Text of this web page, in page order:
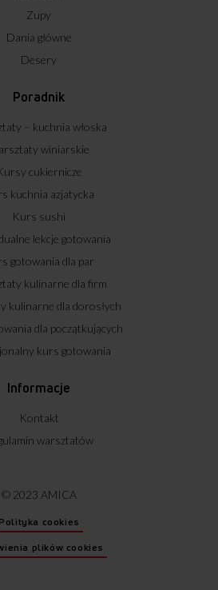
Zupy
Dania główne
Desery
Poradnik
– kuchnia włoska
winiarskie
cukiernicze
kuchnia azjatycka
Kurs sushi
lekcje gotowania
gotowania dla par
kulinarne dla firm
kulinarne dla dorosłych
dla początkujących
kurs gotowania
Informacje
Kontakt
warsztatów
© 2023 AMICA
Polityka cookies
plików cookies